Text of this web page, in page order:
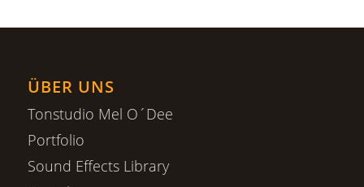
ÜBER UNS
Tonstudio Mel O´Dee
Portfolio
Sound Effects Library